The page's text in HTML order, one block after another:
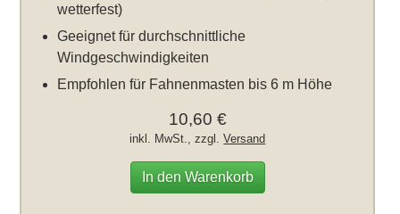
wetterfest)
Geeignet für durchschnittliche
Windgeschwindigkeiten
Empfohlen für Fahnenmasten bis 6 m Höhe
10,60 €
inkl. MwSt., zzgl.Versand
In den Warenkorb